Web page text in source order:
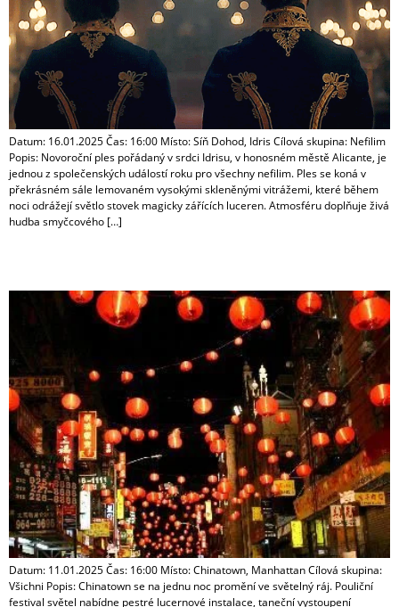
Datum: 16.01.2025 Čas: 16:00 Místo: Síň Dohod, Idris Cílová skupina: Nefilim
Popis: Novoroční ples pořádaný v srdci Idrisu, v honosném městě Alicante, je
jednou z společenských událostí roku pro všechny nefilim. Ples se koná v
překrásném sále lemovaném vysokými skleněnými vitrážemi, které během
noci odrážejí světlo stovek magicky zářících luceren. Atmosféru doplňuje živá
hudba smyčcového […]
Datum: 11.01.2025 Čas: 16:00 Místo: Chinatown, Manhattan Cílová skupina:
Všichni Popis: Chinatown se na jednu noc promění ve světelný ráj. Pouliční
festival světel nabídne pestré lucernové instalace, taneční vystoupení